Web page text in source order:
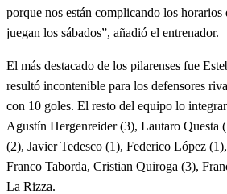
porque nos están complicando los horarios
juegan los sábados”, añadió el entrenador.
El más destacado de los pilarenses fue
resultó incontenible para los defensores
con 10 goles. El resto del equipo lo
Agustín Hergenreider (3), Lautaro Questa
(2), Javier Tedesco (1), Federico López
Franco Taborda, Cristian Quiroga (3),
La Rizza.